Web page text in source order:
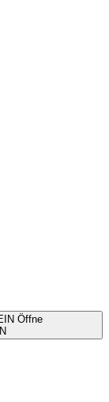
Öffne